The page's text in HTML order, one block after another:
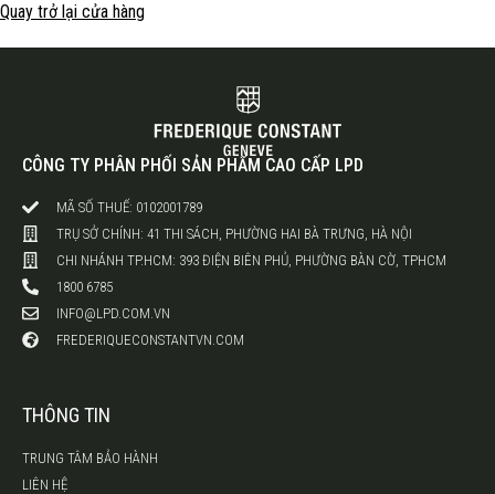
Store
Quay trở lại cửa hàng
CÔNG TY PHÂN PHỐI SẢN PHẨM CAO CẤP LPD
MÃ SỐ THUẾ: 0102001789
TRỤ SỞ CHÍNH: 41 THI SÁCH, PHƯỜNG HAI BÀ TRƯNG, HÀ NỘI
CHI NHÁNH TP.HCM: 393 ĐIỆN BIÊN PHỦ, PHƯỜNG BÀN CỜ, TPHCM
1800 6785
INFO@LPD.COM.VN
FREDERIQUECONSTANTVN.COM
THÔNG TIN
TRUNG TÂM BẢO HÀNH
LIÊN HỆ